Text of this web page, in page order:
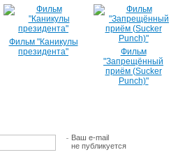
Фильм "Каникулы
президента"
Фильм
"Запрещённый
приём (Sucker
Punch)"
Ваш e-mail
не публикуется